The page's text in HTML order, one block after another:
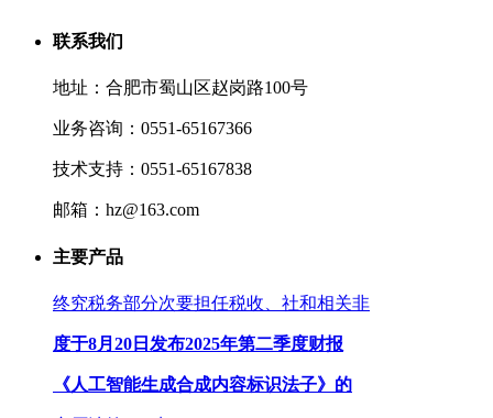
联系我们
地址：合肥市蜀山区赵岗路100号
业务咨询：0551-65167366
技术支持：0551-65167838
邮箱：hz@163.com
主要产品
终究税务部分次要担任税收、社和相关非
度于8月20日发布2025年第二季度财报
《人工智能生成合成内容标识法子》的